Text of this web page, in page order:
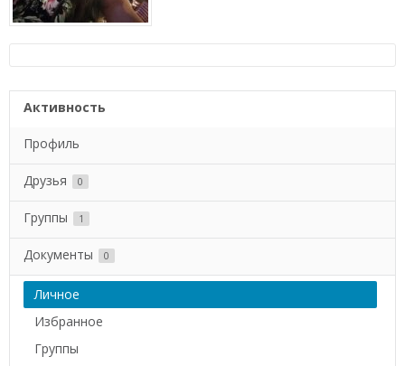
Активность
Профиль
Друзья 0
Группы 1
Документы 0
Личное
Избранное
Группы